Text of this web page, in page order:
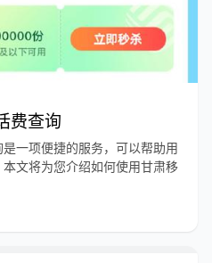
费查询
一项便捷的服务，可以帮助用
文将为您介绍如何使用甘肃移